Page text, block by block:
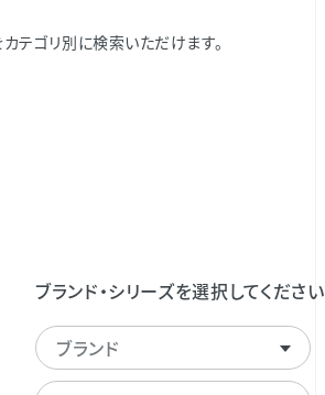
テゴリ別に検索いただけます。
ブランド・シリーズを選択してください
ブランド